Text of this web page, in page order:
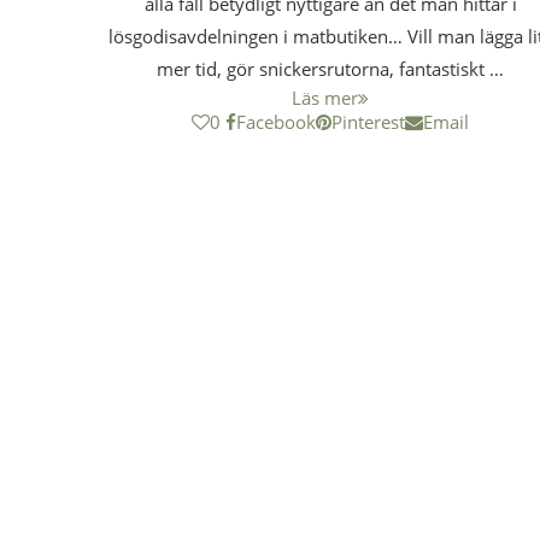
lösgodisavdelningen i matbutiken… Vill man lägga
mer tid, gör snickersrutorna, fantastiskt …
Läs mer
0
Facebook Pinterest Email